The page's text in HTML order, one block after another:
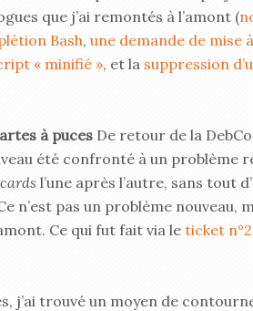
que j’ai remontés à l’amont (
Bash, une demande de mise
« minifié », et la suppression
à puces De retour de la
été confronté à un problème
l’une après l’autre, sans tout
n’est pas un problème nouveau,
Ce qui fut fait via le ticket
j’ai trouvé un moyen de